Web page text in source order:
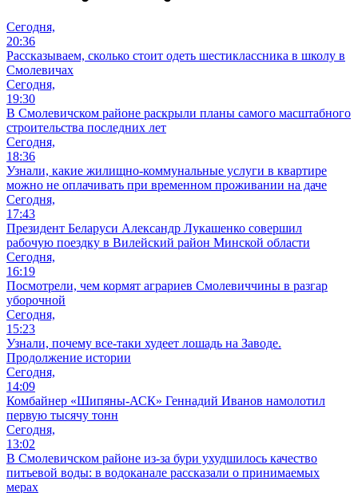
Сегодня,
20:36
Рассказываем, сколько стоит одеть шестиклассника в школу в
Смолевичах
Сегодня,
19:30
В Смолевичском районе раскрыли планы самого масштабного
строительства последних лет
Сегодня,
18:36
Узнали, какие жилищно-коммунальные услуги в квартире
можно не оплачивать при временном проживании на даче
Сегодня,
17:43
Президент Беларуси Александр Лукашенко совершил
рабочую поездку в Вилейский район Минской области
Сегодня,
16:19
Посмотрели, чем кормят аграриев Смолевиччины в разгар
уборочной
Сегодня,
15:23
Узнали, почему все-таки худеет лошадь на Заводе.
Продолжение истории
Сегодня,
14:09
Комбайнер «Шипяны-АСК» Геннадий Иванов намолотил
первую тысячу тонн
Сегодня,
13:02
В Смолевичском районе из‑за бури ухудшилось качество
питьевой воды: в водоканале рассказали о принимаемых
мерах